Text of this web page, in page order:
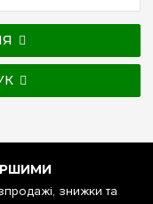
знижки та